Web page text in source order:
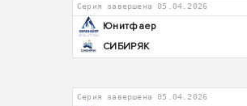
Серия завершена 05.04.2026
Юнитфаер
СИБИРЯК
Серия завершена 05.04.2026